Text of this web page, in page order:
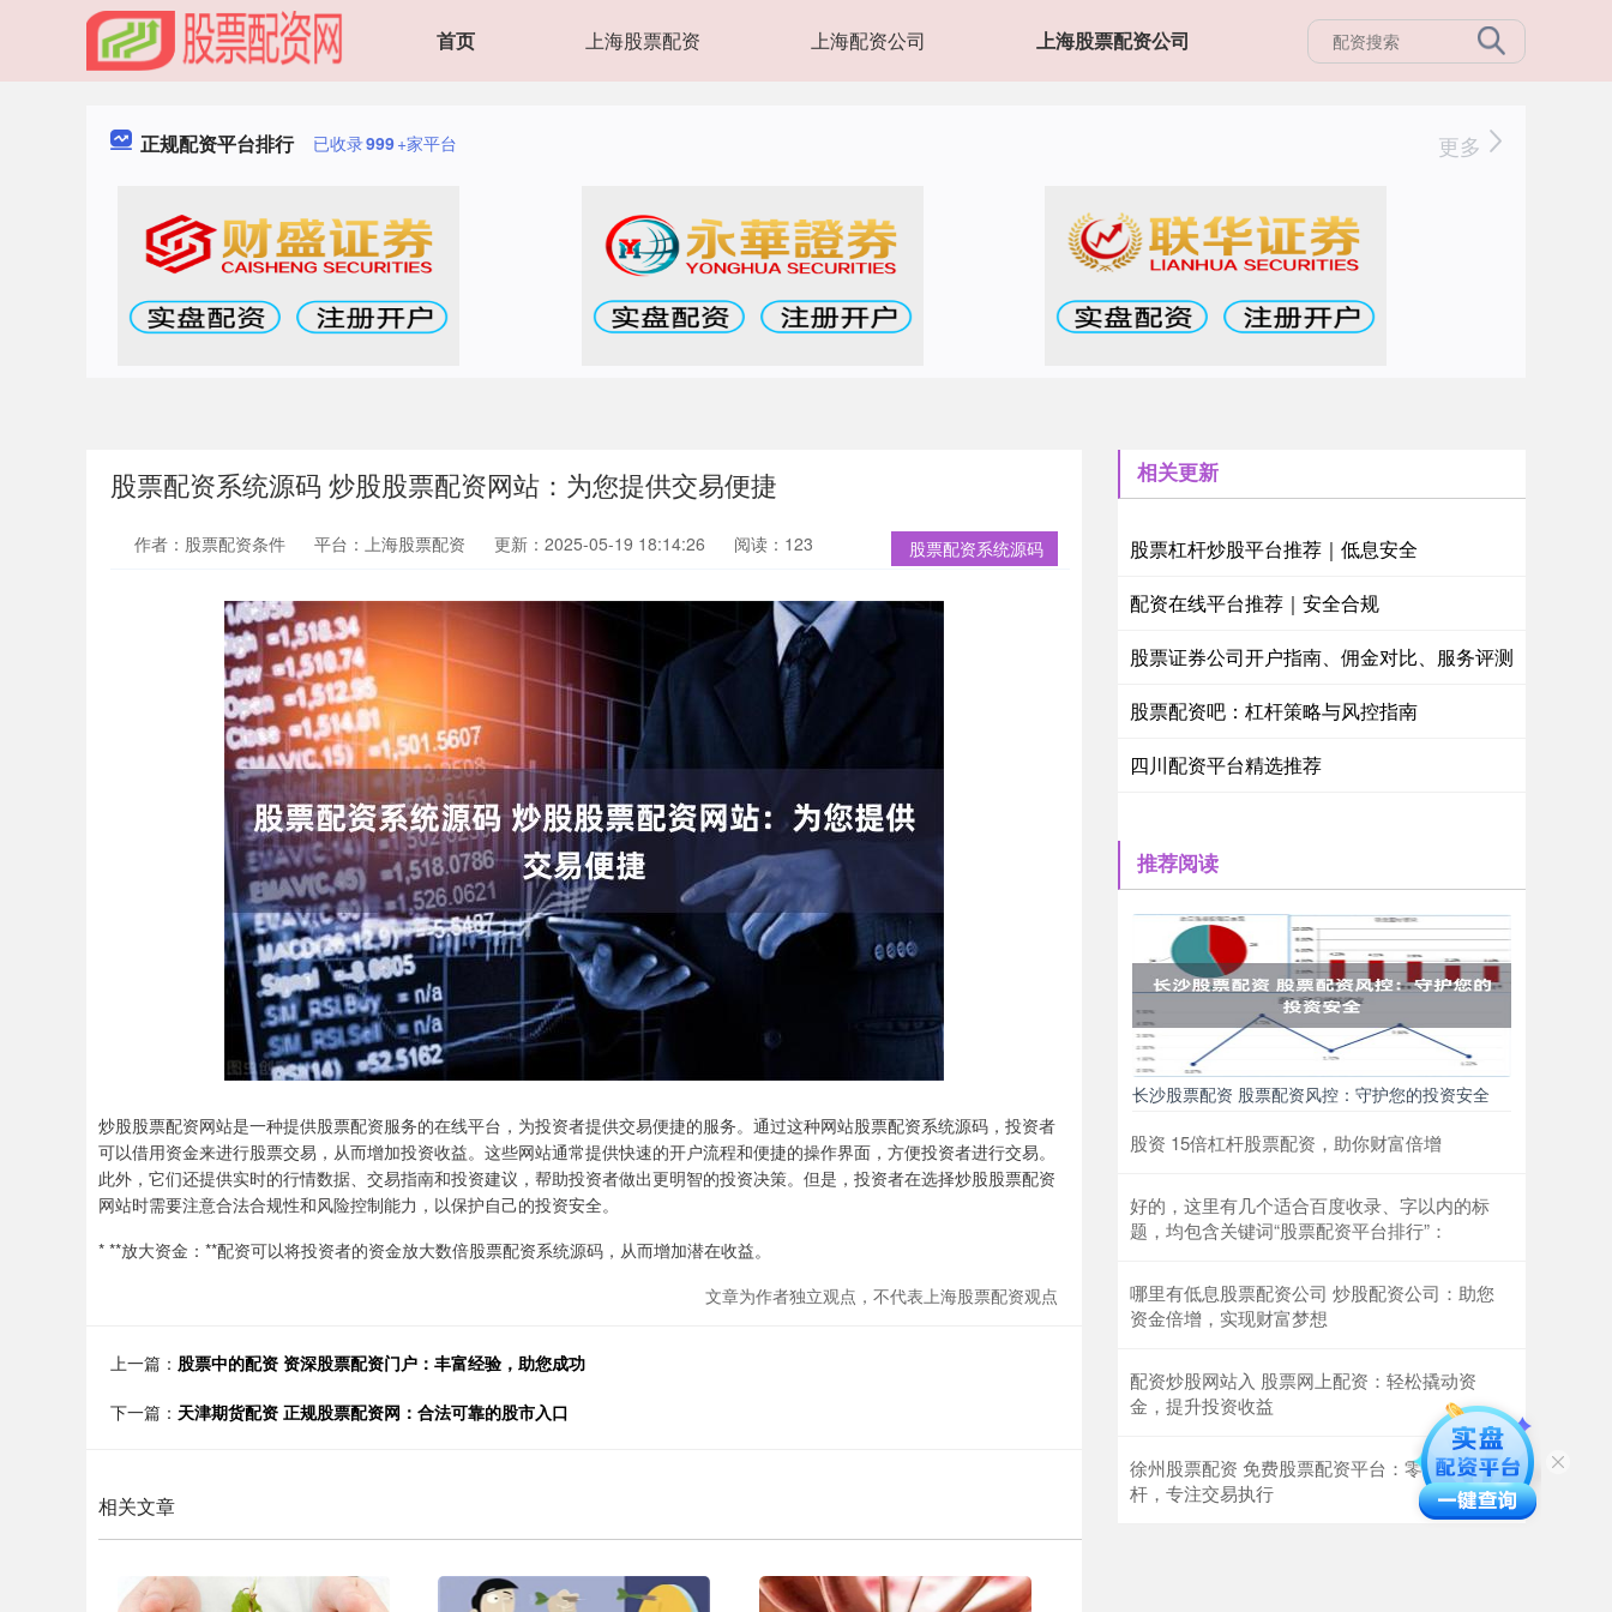
首页 上海股票配资 上海配资公司 上海股票配资公司
正规配资平台排行 已收录999+家平台 更多
股票配资系统源码 炒股股票配资网站：为您提供交易便捷
股票配资系统源码
作者：股票配资条件 平台：上海股票配资 更新：2025-05-19 18:14:26 阅读：123
炒股股票配资网站是一种提供股票配资服务的在线平台，为投资者提供交易便捷的服务。通过这种网站股票配资系统源码，投资者
可以借用资金来进行股票交易，从而增加投资收益。这些网站通常提供快速的开户流程和便捷的操作界面，方便投资者进行交易。
此外，它们还提供实时的行情数据、交易指南和投资建议，帮助投资者做出更明智的投资决策。但是，投资者在选择炒股股票配资
网站时需要注意合法合规性和风险控制能力，以保护自己的投资安全。
* **放大资金：**配资可以将投资者的资金放大数倍股票配资系统源码，从而增加潜在收益。
文章为作者独立观点，不代表上海股票配资观点
上一篇： 股票中的配资 资深股票配资门户：丰富经验，助您成功
下一篇： 天津期货配资 正规股票配资网：合法可靠的股市入口
相关文章
相关更新
股票杠杆炒股平台推荐｜低息安全
配资在线平台推荐｜安全合规
股票证券公司开户指南、佣金对比、服务评测
股票配资吧：杠杆策略与风控指南
四川配资平台精选推荐
推荐阅读
长沙股票配资 股票配资风控：守护您的投资安全
股资 15倍杠杆股票配资，助你财富倍增
好的，这里有几个适合百度收录、字以内的标
题，均包含关键词“股票配资平台排行”：
哪里有低息股票配资公司 炒股配资公司：助您
资金倍增，实现财富梦想
配资炒股网站入 股票网上配资：轻松撬动资
金，提升投资收益
徐州股票配资 免费股票配资平台：零成本杠
杆，专注交易执行